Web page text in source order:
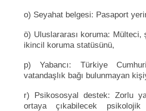
o) Seyahat belgesi: Pasaport
ö) Uluslararası koruma: Mülteci,
ikincil koruma statüsünü,
p) Yabancı: Türkiye
vatandaşlık bağı bulunmayan
r) Psikososyal destek: Zorlu
ortaya çıkabilecek